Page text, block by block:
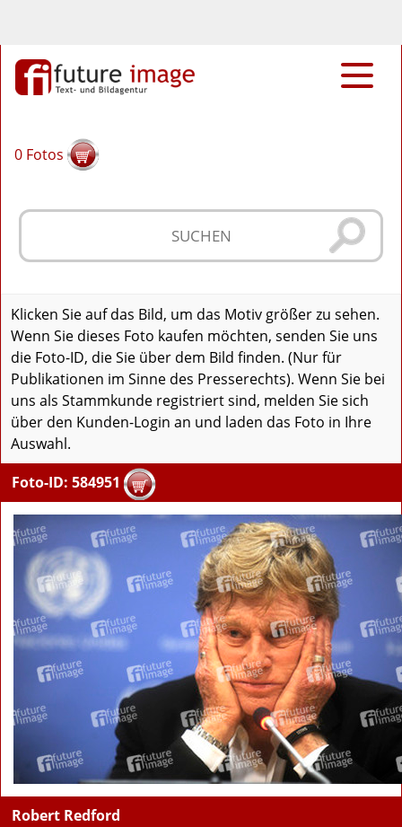
0 Fotos
Klicken Sie auf das Bild, um das Motiv größer zu sehen.
Wenn Sie dieses Foto kaufen möchten, senden Sie uns
die Foto-ID, die Sie über dem Bild finden. (Nur für
Publikationen im Sinne des Presserechts). Wenn Sie bei
uns als Stammkunde registriert sind, melden Sie sich
über den Kunden-Login an und laden das Foto in Ihre
Auswahl.
Foto-ID: 584951
Robert Redford